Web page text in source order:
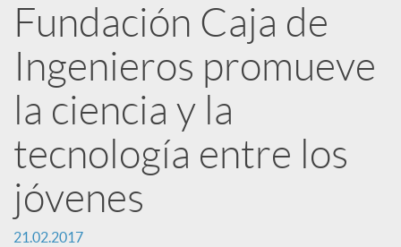
n
R
e
d
Fundación Caja de
Ingenieros promueve
la ciencia y la
tecnología entre los
jóvenes
21.02.2017